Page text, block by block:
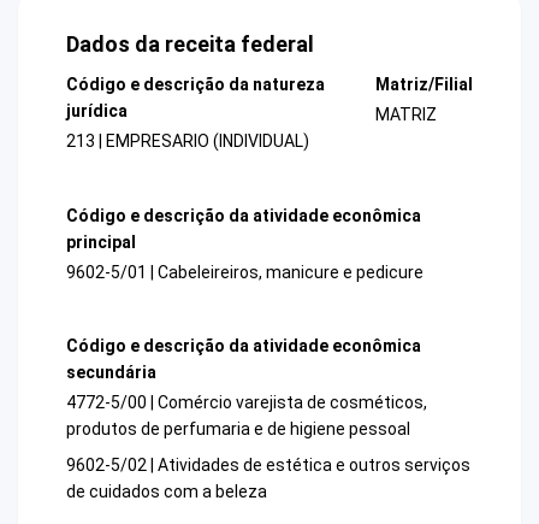
Dados da receita federal
Código e descrição da natureza
jurídica
213 | EMPRESARIO (INDIVIDUAL)
Matriz/Filial
MATRIZ
Código e descrição da atividade econômica
principal
9602-5/01 | Cabeleireiros, manicure e pedicure
Código e descrição da atividade econômica
secundária
4772-5/00 | Comércio varejista de cosméticos,
produtos de perfumaria e de higiene pessoal
9602-5/02 | Atividades de estética e outros serviços
de cuidados com a beleza